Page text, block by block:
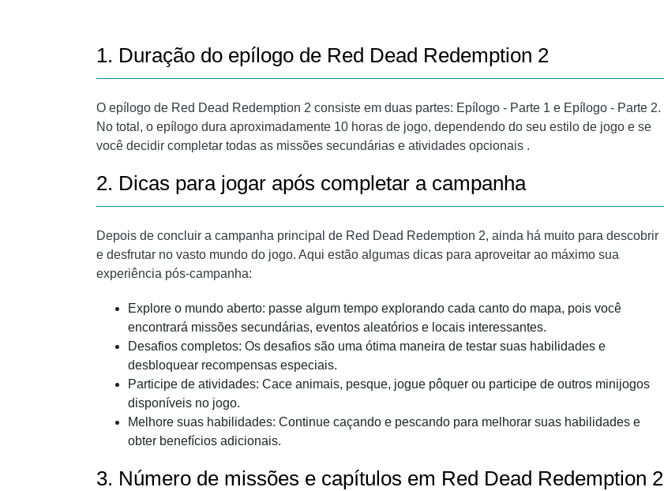
1. Duração do epílogo de Red Dead Redemption 2
O epílogo de Red Dead Redemption 2 consiste em duas partes: Epílogo - Parte 1 e Epílogo - Parte 2.
No total, o epílogo dura aproximadamente 10 horas de jogo, dependendo do seu estilo de jogo e se
você decidir completar todas as missões secundárias e atividades opcionais .
2. Dicas para jogar após completar a campanha
Depois de concluir a campanha principal de Red Dead Redemption 2, ainda há muito para descobrir
e desfrutar no vasto mundo do jogo. Aqui estão algumas dicas para aproveitar ao máximo sua
experiência pós-campanha:
Explore o mundo aberto: passe algum tempo explorando cada canto do mapa, pois você
encontrará missões secundárias, eventos aleatórios e locais interessantes.
Desafios completos: Os desafios são uma ótima maneira de testar suas habilidades e
desbloquear recompensas especiais.
Participe de atividades: Cace animais, pesque, jogue pôquer ou participe de outros minijogos
disponíveis no jogo.
Melhore suas habilidades: Continue caçando e pescando para melhorar suas habilidades e
obter benefícios adicionais.
3. Número de missões e capítulos em Red Dead Redemption 2